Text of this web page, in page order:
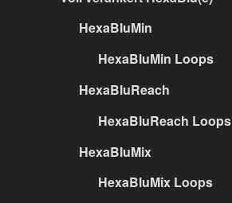
HexaBluMin
HexaBluMin Loops
HexaBluReach
HexaBluReach Loops
HexaBluMix
HexaBluMix Loops